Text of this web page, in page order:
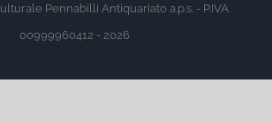
Pennabilli Antiquariato a.p.s. - P.IVA
00999960412 - 2026